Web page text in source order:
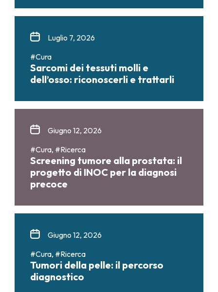
Luglio 7, 2026
#Cura
Sarcomi dei tessuti molli e
dell’osso: riconoscerli e trattarli
Giugno 12, 2026
#Cura, #Ricerca
Screening tumore alla prostata: il
progetto di INOC per la diagnosi
precoce
Giugno 12, 2026
#Cura, #Ricerca
Tumori della pelle: il percorso
diagnostico